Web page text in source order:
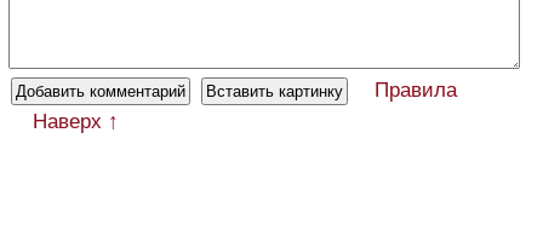
Правила
Наверх ↑